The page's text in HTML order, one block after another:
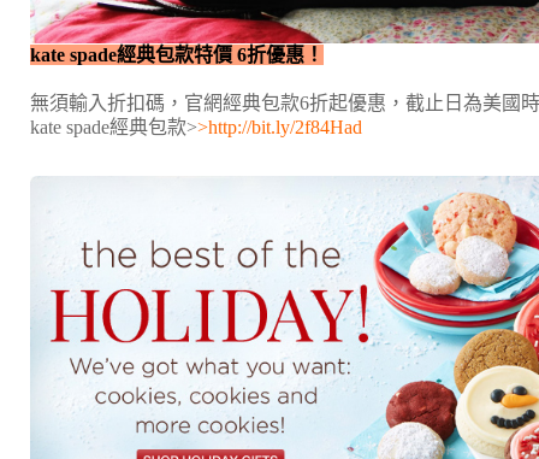
kate spade經典包款特價 6折優惠！
無須輸入折扣碼，官網經典包款6折起優惠，截止日為美國
kate spade經典包款>>http://bit.ly/2f84Had